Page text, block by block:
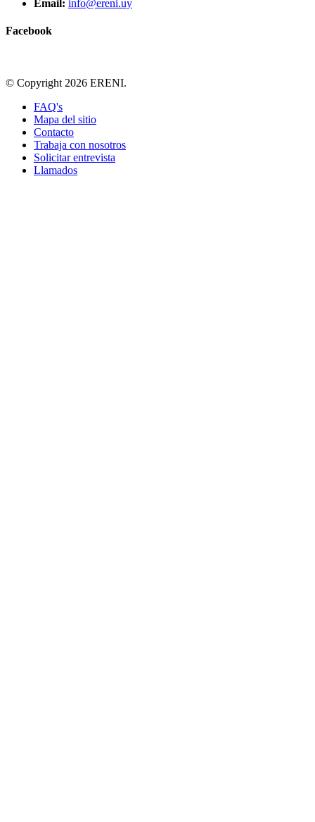
Email: info@ereni.uy
Facebook
© Copyright 2026 ERENI.
FAQ's
Mapa del sitio
Contacto
Trabaja con nosotros
Solicitar entrevista
Llamados